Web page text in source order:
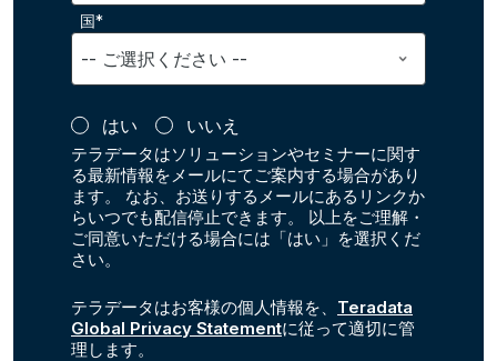
国*
はい いいえ
テラデータはソリューションやセミナーに関す
る最新情報をメールにてご案内する場合があり
ます。 なお、お送りするメールにあるリンクか
らいつでも配信停止できます。 以上をご理解・
ご同意いただける場合には「はい」を選択くだ
さい。
テラデータはお客様の個人情報を、 Teradata
Global Privacy Statementに従って適切に管
理します。